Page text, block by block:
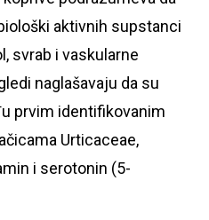
aktivnih supstanci
svrab i vaskularne
naglašavaju da su
prvim identifikovanim
Urticaceae,
i serotonin (5-